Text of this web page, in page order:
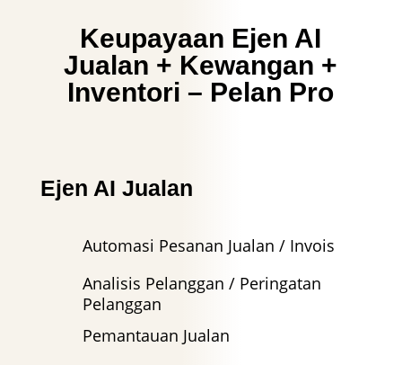
Keupayaan Ejen AI
Jualan + Kewangan +
Inventori – Pelan Pro
Ejen AI Jualan
Automasi Pesanan Jualan / Invois
Analisis Pelanggan / Peringatan
Pelanggan
Pemantauan Jualan